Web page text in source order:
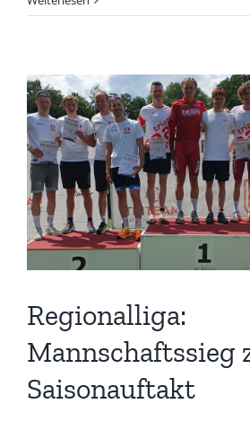
Regionalliga:
Mannschaftssieg
Saisonauftakt